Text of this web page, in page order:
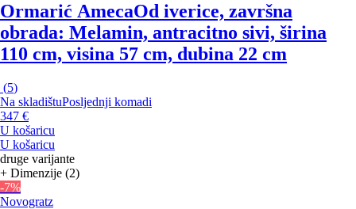
Ormarić AmecaOd iverice, završna
obrada: Melamin, antracitno sivi, širina
110 cm, visina 57 cm, dubina 22 cm
(5)
Na skladištuPosljednji komadi
347 €
U košaricu
U košaricu
druge varijante
+ Dimenzije (2)
-7%
Novogratz